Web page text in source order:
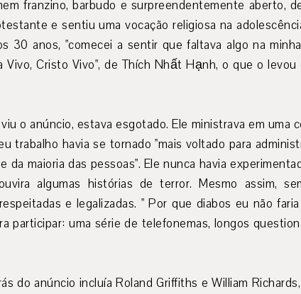
franzino, barbudo e surpreendentemente aberto,
e sentiu uma vocação religiosa na
30 anos, "comecei a sentir que faltava algo na
Vivo, Cristo Vivo", de Thích Nhất Hạnh, o que o
o anúncio, estava esgotado. Ele ministrava em
trabalho havia se tornado "mais voltado para
da maioria das pessoas". Ele nunca havia
algumas histórias de terror. Mesmo assim,
e legalizadas. " Por que diabos eu não
participar: uma série de telefonemas, longos
do anúncio incluía Roland Griffiths e William